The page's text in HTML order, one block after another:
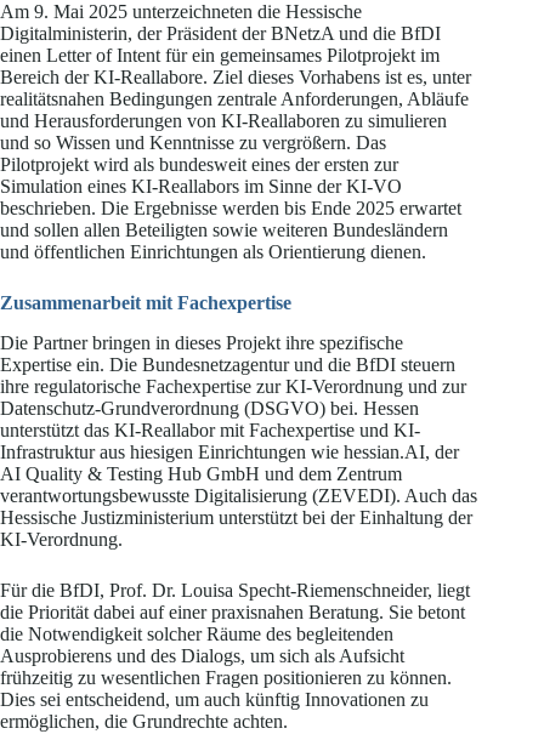
Am 9. Mai 2025 unterzeichneten die Hessische
Digitalministerin, der Präsident der BNetzA und die BfDI
einen Letter of Intent für ein gemeinsames Pilotprojekt im
Bereich der KI-Reallabore. Ziel dieses Vorhabens ist es, unter
realitätsnahen Bedingungen zentrale Anforderungen, Abläufe
und Herausforderungen von KI-Reallaboren zu simulieren
und so Wissen und Kenntnisse zu vergrößern. Das
Pilotprojekt wird als bundesweit eines der ersten zur
Simulation eines KI-Reallabors im Sinne der KI-VO
beschrieben. Die Ergebnisse werden bis Ende 2025 erwartet
und sollen allen Beteiligten sowie weiteren Bundesländern
und öffentlichen Einrichtungen als Orientierung dienen.
Zusammenarbeit mit Fachexpertise
Die Partner bringen in dieses Projekt ihre spezifische
Expertise ein. Die Bundesnetzagentur und die BfDI steuern
ihre regulatorische Fachexpertise zur KI-Verordnung und zur
Datenschutz-Grundverordnung (DSGVO) bei. Hessen
unterstützt das KI-Reallabor mit Fachexpertise und KI-
Infrastruktur aus hiesigen Einrichtungen wie hessian.AI, der
AI Quality & Testing Hub GmbH und dem Zentrum
verantwortungsbewusste Digitalisierung (ZEVEDI). Auch das
Hessische Justizministerium unterstützt bei der Einhaltung der
KI-Verordnung.
Für die BfDI, Prof. Dr. Louisa Specht-Riemenschneider, liegt
die Priorität dabei auf einer praxisnahen Beratung. Sie betont
die Notwendigkeit solcher Räume des begleitenden
Ausprobierens und des Dialogs, um sich als Aufsicht
frühzeitig zu wesentlichen Fragen positionieren zu können.
Dies sei entscheidend, um auch künftig Innovationen zu
ermöglichen, die Grundrechte achten.